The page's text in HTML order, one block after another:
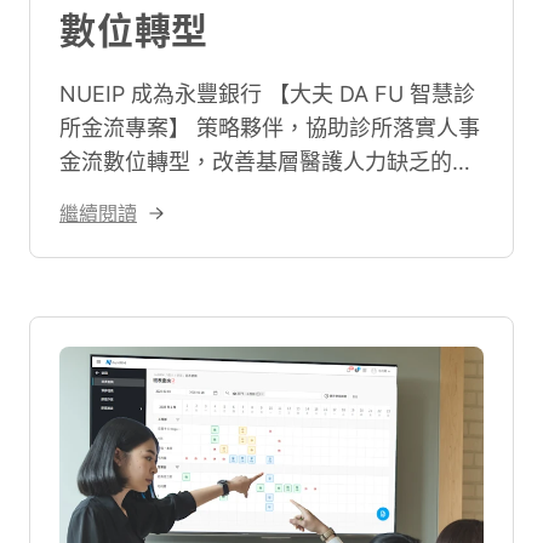
數位轉型
NUEIP 成為永豐銀行 【大夫 DA FU 智慧診
所金流專案】 策略夥伴，協助診所落實人事
金流數位轉型，改善基層醫護人力缺乏的困
繼續閱讀